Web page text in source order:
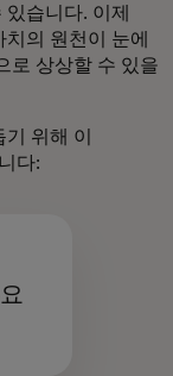
습니다. 이제
의 원천이 눈에
로 상상할 수 있을
위해 이
다: